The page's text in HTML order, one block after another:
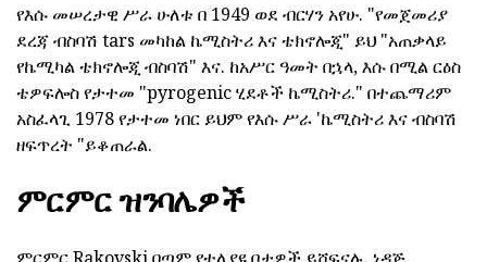
የእሱ መሠረታዊ ሥራ ሁለቱ በ 1949 ወደ ብርሃን አየሁ. "የመጀመሪያ
ደረጃ ብስባሽ tars መካከል ኬሚስትሪ እና ቴክኖሎጂ" ይህ "አጠቃላይ
የኬሚካል ቴክኖሎጂ ብስባሽ" እና. ከአሥር ዓመት በኋላ, እሱ በሚል ርዕስ
ቴዎፍሎስ የታተመ "pyrogenic ሂደቶች ኬሚስትሪ." በተጨማሪም
አስፈላጊ 1978 የታተመ ነበር ይህም የእሱ ሥራ 'ኬሚስትሪ እና ብስባሽ
ዘፍጥረት "ይቆጠራል.
ምርምር ዝንባሌዎች